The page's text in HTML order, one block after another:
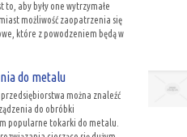
to, aby były one wytrzymałe
możliwość zaopatrzenia się
które z powodzeniem będą w
do metalu
można znaleźć
do obróbki
popularne tokarki do metalu.